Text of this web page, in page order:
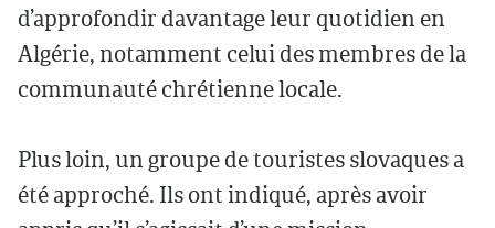
d’approfondir davantage leur quotidien en
Algérie, notamment celui des membres de la
communauté chrétienne locale.
Plus loin, un groupe de touristes slovaques a
été approché. Ils ont indiqué, après avoir